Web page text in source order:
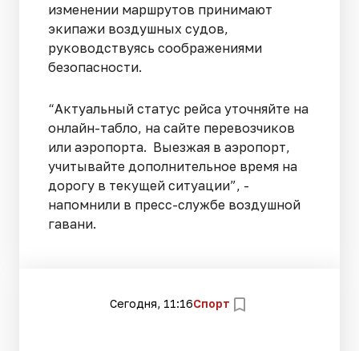
изменении маршрутов принимают
экипажи воздушных судов,
руководствуясь соображениями
безопасности.
“Актуальный статус рейса уточняйте на
онлайн-табло, на сайте перевозчиков
или аэропорта. Выезжая в аэропорт,
учитывайте дополнительное время на
дорогу в текущей ситуации”, -
напомнили в пресс-службе воздушной
гавани.
Сегодня, 11:16Спорт